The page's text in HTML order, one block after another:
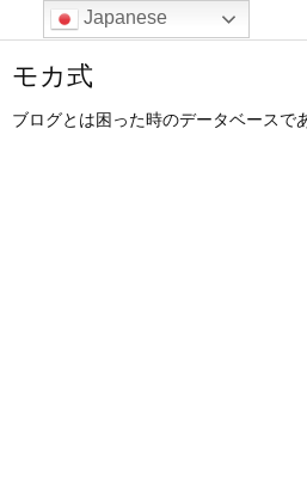
モカ式
ブログとは困った時のデータベースで
Japanese